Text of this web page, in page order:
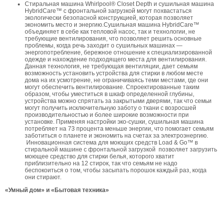
Стиральная машина Whirlpool® Closet Depth и сушильная машина
HybridCare™ с фронтальной загрузкой могут похвастаться
экологически безопасной конструкцией, которая позволяет
экономить место и энергию.Сушильная машина HybridCare™
объединяет в себе как тепловой насос, так и технологии, не
требующие вентилирования, что позволяет решить основные
проблемы, когда речь заходит о сушильных машинах —
энергопотребление, бережное отношение к специализированной
одежде и нахождение подходящего места для вентилирования.
Данная технология, не требующая вентиляции, дает семьям
возможность установить устройства для стирки в любом месте
дома на их усмотрение, не ограничиваясь теми местами, где они
могут обеспечить вентилирование. Спроектированные таким
образом, чтобы уместиться в шкаф определенной глубины,
устройства можно спрятать за закрытыми дверями, так что семьи
могут получить исключительную заботу о ткани с возросшей
производительностью и более широкие возможности при
установке. Применяя настройки эко-сушки, сушильная машина
потребляет на 73 процента меньше энергии, что помогает семьям
заботиться о планете и экономить на счетах за электроэнергию.
Инновационная система для моющих средств Load & Go™ в
стиральной машине с фронтальной загрузкой позволяет загрузить
моющее средство для стирки белья, которого хватит
приблизительно на 12 стирок, так что семьям не надо
беспокоиться о том, чтобы засыпать порошок каждый раз, когда
они стирают.
«Умный дом» и «Бытовая техника»